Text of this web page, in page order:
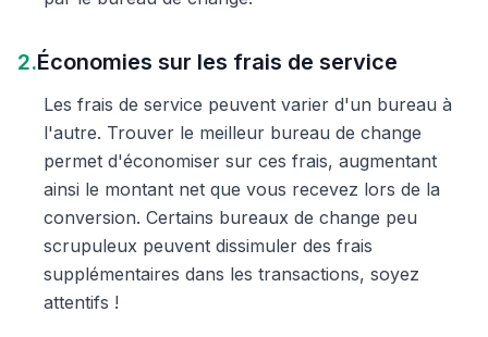
2.Économies sur les frais de service
Les frais de service peuvent varier d'un bureau à
l'autre. Trouver le meilleur bureau de change
permet d'économiser sur ces frais, augmentant
ainsi le montant net que vous recevez lors de la
conversion. Certains bureaux de change peu
scrupuleux peuvent dissimuler des frais
supplémentaires dans les transactions, soyez
attentifs !